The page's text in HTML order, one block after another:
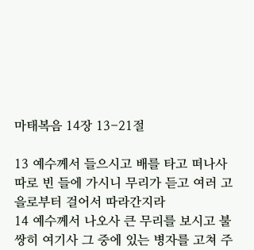
마태복음 14장 13-21절
13 예수께서 들으시고 배를 타고 떠나사
따로 빈 들에 가시니 무리가 듣고 여러 고
을로부터 걸어서 따라간지라
14 예수께서 나오사 큰 무리를 보시고 불
쌍히 여기사 그 중에 있는 병자를 고쳐 주